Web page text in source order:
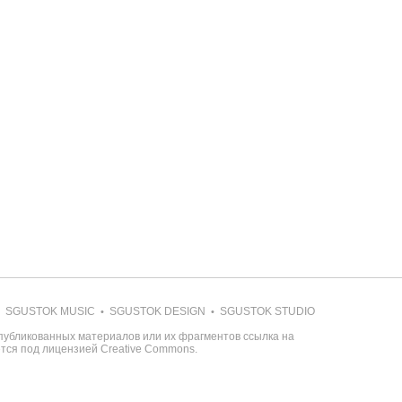
SGUSTOK MUSIC • SGUSTOK DESIGN • SGUSTOK STUDIO
материалов или их фрагментов ссылка на
под лицензией Creative Commons